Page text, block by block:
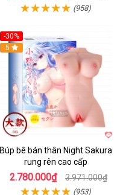
(958)
-30%
Hot
5
Búp bê bán thân Night Sakura
rung rên cao cấp
2.780.000₫ 3.971.000₫
(953)